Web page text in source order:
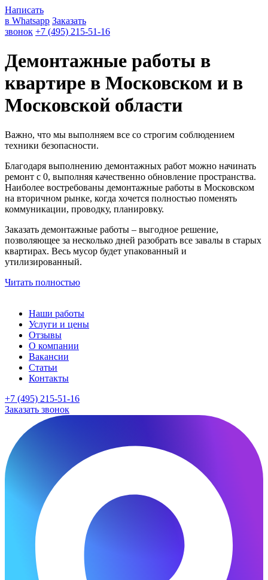
Написать
в Whatsapp Заказать
звонок +7 (495) 215-51-16
Демонтажные работы в
квартире в Московском и в
Московской области
Важно, что мы выполняем все со строгим соблюдением
техники безопасности.
Благодаря выполнению демонтажных работ можно начинать
ремонт с 0, выполняя качественно обновление пространства.
Наиболее востребованы демонтажные работы в Московском
на вторичном рынке, когда хочется полностью поменять
коммуникации, проводку, планировку.
Заказать демонтажные работы – выгодное решение,
позволяющее за несколько дней разобрать все завалы в старых
квартирах. Весь мусор будет упакованный и
утилизированный.
Читать полностью
Наши работы
Услуги и цены
Отзывы
О компании
Вакансии
Статьи
Контакты
+7 (495) 215-51-16
Заказать звонок